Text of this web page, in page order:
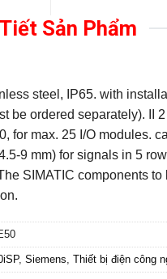
Sản Phẩm
steel, IP65. with
be ordered separately). II
for max. 25 I/O modules.
9 mm) for signals in 5
SIMATIC components
, Siemens, Thiết bị điện công